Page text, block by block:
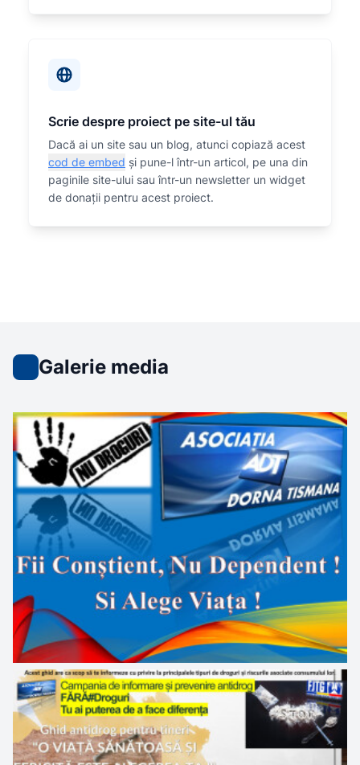
Scrie despre proiect pe site-ul tău
Dacă ai un site sau un blog, atunci copiază acest
cod de embed și pune-l într-un articol, pe una din
paginile site-ului sau într-un newsletter un widget
de donații pentru acest proiect.
Galerie media